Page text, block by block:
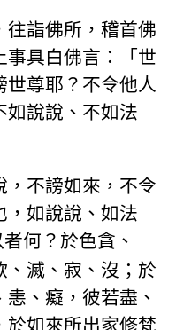
往詣佛所，稽首佛
事具白佛言：「世
世尊耶？不令他人
如說說、不如法
，不謗如來，不令
，如說說、如法
何？於色貪、
、滅、寂、沒；於
、癡，彼若盡、
於如來所出家修梵